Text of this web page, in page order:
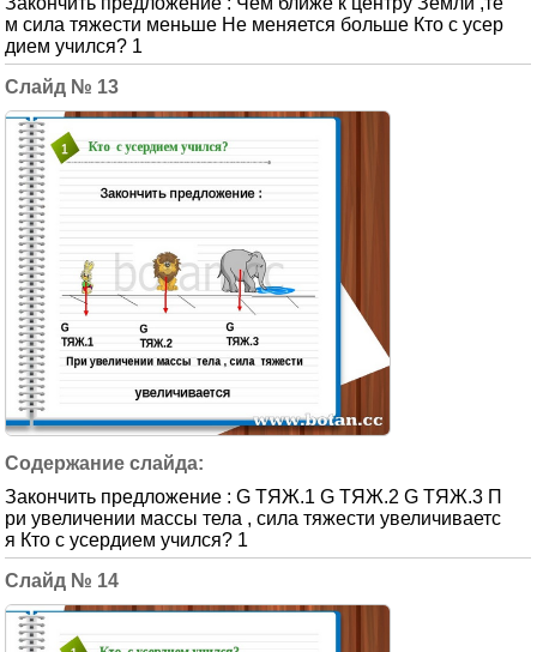
м сила тяжести меньше Не меняется больше Кто с усер
дием учился? 1
13
Закончить предложение : G ТЯЖ.1 G ТЯЖ.2 G ТЯЖ.3 П
ри увеличении массы тела , сила тяжести увеличиваетс
я Кто с усердием учился? 1
14